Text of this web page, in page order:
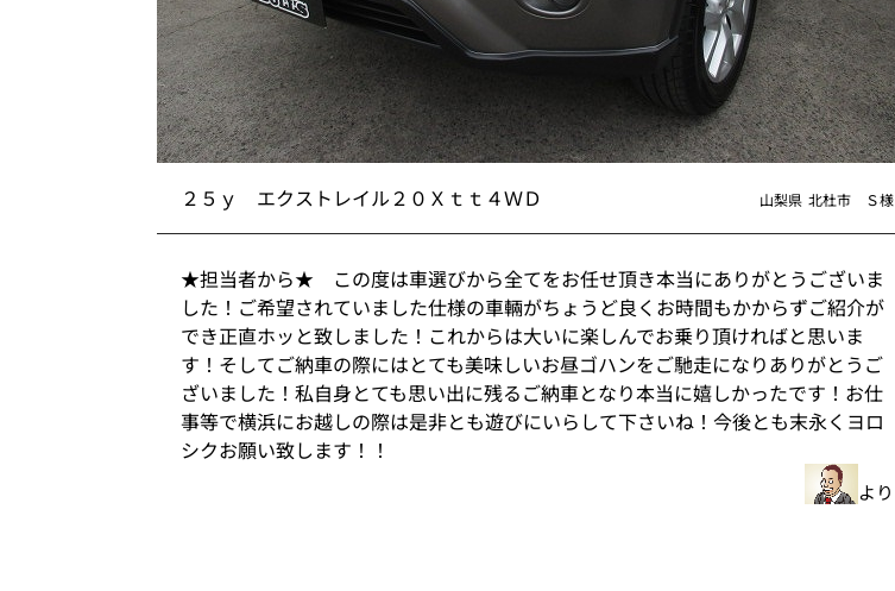
２５ｙ エクストレイル２０Ｘｔｔ４ＷＤ 山梨県 北杜市 Ｓ様
★担当者から★ この度は車選びから全てをお任せ頂き本当にありがとうございま
した！ご希望されていました仕様の車輛がちょうど良くお時間もかからずご紹介が
でき正直ホッと致しました！これからは大いに楽しんでお乗り頂ければと思いま
す！そしてご納車の際にはとても美味しいお昼ゴハンをご馳走になりありがとうご
ざいました！私自身とても思い出に残るご納車となり本当に嬉しかったです！お仕
事等で横浜にお越しの際は是非とも遊びにいらして下さいね！今後とも末永くヨロ
シクお願い致します！！
より